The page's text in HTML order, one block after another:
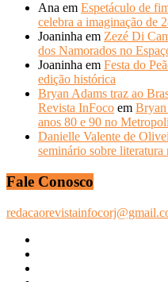
Ana em Espetáculo de
celebra a imaginação de
Joaninha em Zezé Di
dos Namorados no
Joaninha em Festa do
edição histórica
Bryan Adams traz ao
Revista InFoco em Bryan
anos 80 e 90 no
Danielle Valente de
seminário sobre literatura
Fale Conosco